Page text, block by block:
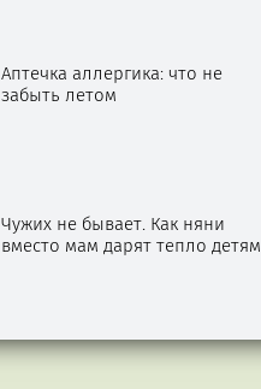
Аптечка аллергика: что не
забыть летом
Чужих не бывает. Как няни
вместо мам дарят тепло детям